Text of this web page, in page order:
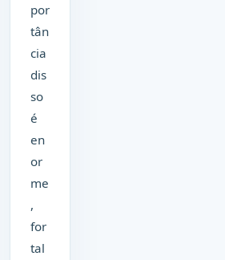
por
tân
cia
dis
so
é
en
or
me
,
for
tal